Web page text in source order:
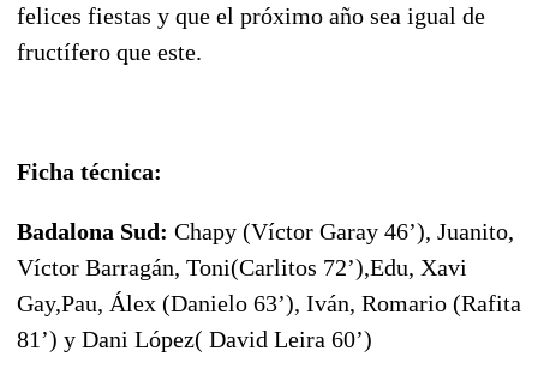
felices fiestas y que el próximo año sea igual de
fructífero que este.
Ficha técnica:
Badalona Sud: Chapy (Víctor Garay 46’), Juanito,
Víctor Barragán, Toni(Carlitos 72’),Edu, Xavi
Gay,Pau, Álex (Danielo 63’), Iván, Romario (Rafita
81’) y Dani López( David Leira 60’)